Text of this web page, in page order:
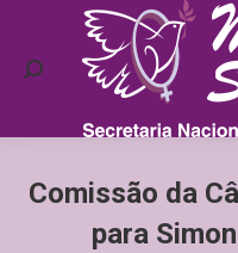
Search:
Comissão da
para